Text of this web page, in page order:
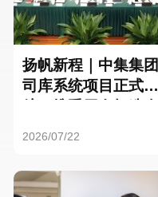
扬帆新程｜中集集团
司库系统项目正式启
2026/07/22